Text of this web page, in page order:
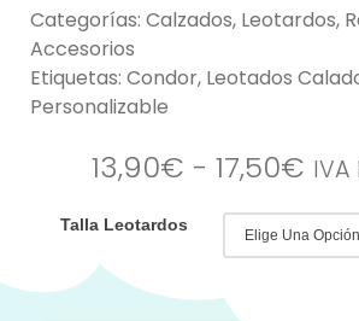
Categorías: Calzados, Leotardos,
Accesorios
Etiquetas: Condor, Leotados
Personalizable
13,90€ - 17,50€
Talla Leotardos